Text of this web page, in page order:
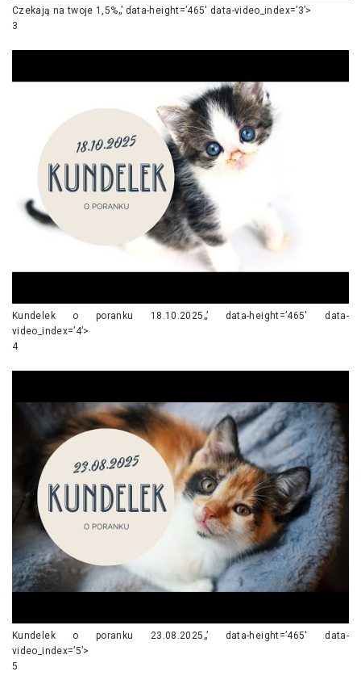
Czekają na twoje 1,5%„’ data-height=’465′ data-video_index=’3’>
3
Kundelek o poranku 18.10.2025„’ data-height=’465′ data-
video_index=’4’>
4
Kundelek o poranku 23.08.2025„’ data-height=’465′ data-
video_index=’5’>
5